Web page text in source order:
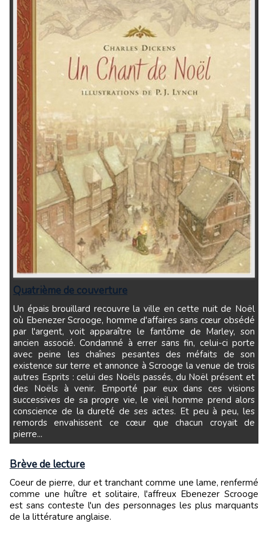
Quatrième de couverture
Un épais brouillard recouvre la ville en cette nuit de Noël
où Ebenezer Scrooge, homme d'affaires sans cœur obsédé
par l'argent, voit apparaître le fantôme de Marley, son
ancien associé. Condamné à errer sans fin, celui-ci porte
avec peine les chaînes pesantes des méfaits de son
existence sur terre et annonce à Scrooge la venue de trois
autres Esprits : celui des Noëls passés, du Noël présent et
des Noëls à venir. Emporté par eux dans ces visions
successives de sa propre vie, le vieil homme prend alors
conscience de la dureté de ses actes. Et peu à peu, les
remords envahissent ce cœur que chacun croyait de
pierre...
Brève de lecture
Coeur de pierre, dur et tranchant comme une lame, renfermé
comme une huître et solitaire, l'affreux Ebenezer Scrooge
est sans conteste l'un des personnages les plus marquants
de la littérature anglaise.